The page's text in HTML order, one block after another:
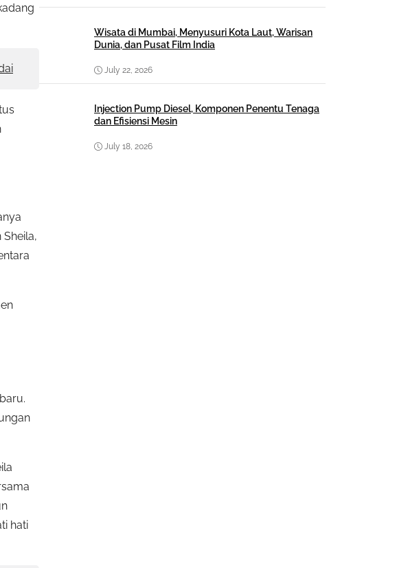
hati
Wisata di Mumbai, Menyusuri Kota Laut, Warisan
Dunia, dan Pusat Film India
July 22, 2026
Injection Pump Diesel, Komponen Penentu Tenaga
dan Efisiensi Mesin
July 18, 2026